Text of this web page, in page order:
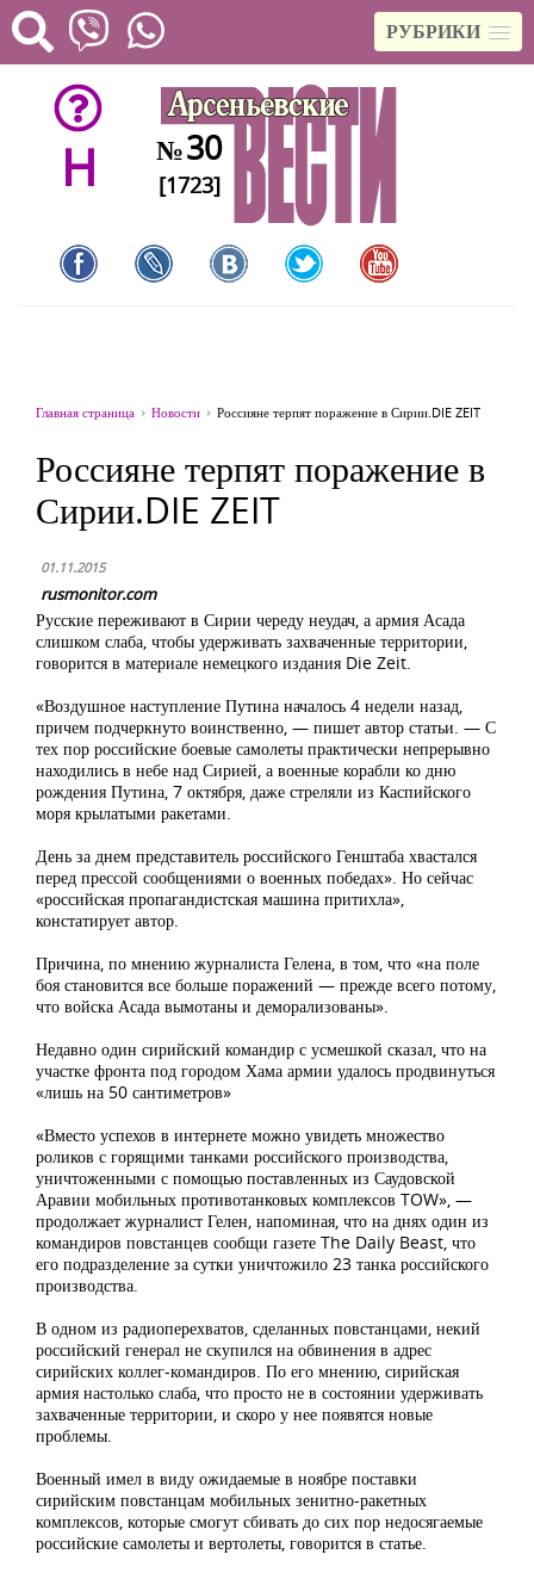
РУБРИКИ
H №30
[1723]
Главная страница Новости Россияне терпят поражение в Сирии.DIE ZEIT
Россияне терпят поражение в
Сирии.DIE ZEIT
01.11.2015
rusmonitor.com
Русские переживают в Сирии череду неудач, а армия Асада
слишком слаба, чтобы удерживать захваченные территории,
говорится в материале немецкого издания Die Zeit.
«Воздушное наступление Путина началось 4 недели назад,
причем подчеркнуто воинственно, — пишет автор статьи. — С
тех пор российские боевые самолеты практически непрерывно
находились в небе над Сирией, а военные корабли ко дню
рождения Путина, 7 октября, даже стреляли из Каспийского
моря крылатыми ракетами.
День за днем представитель российского Генштаба хвастался
перед прессой сообщениями о военных победах». Но сейчас
«российская пропагандистская машина притихла»,
констатирует автор.
Причина, по мнению журналиста Гелена, в том, что «на поле
боя становится все больше поражений — прежде всего потому,
что войска Асада вымотаны и деморализованы».
Недавно один сирийский командир с усмешкой сказал, что на
участке фронта под городом Хама армии удалось продвинуться
«лишь на 50 сантиметров»
«Вместо успехов в интернете можно увидеть множество
роликов с горящими танками российского производства,
уничтоженными с помощью поставленных из Саудовской
Аравии мобильных противотанковых комплексов TOW», —
продолжает журналист Гелен, напоминая, что на днях один из
командиров повстанцев сообщи газете The Daily Beast, что
его подразделение за сутки уничтожило 23 танка российского
производства.
В одном из радиоперехватов, сделанных повстанцами, некий
российский генерал не скупился на обвинения в адрес
сирийских коллег-командиров. По его мнению, сирийская
армия настолько слаба, что просто не в состоянии удерживать
захваченные территории, и скоро у нее появятся новые
проблемы.
Военный имел в виду ожидаемые в ноябре поставки
сирийским повстанцам мобильных зенитно-ракетных
комплексов, которые смогут сбивать до сих пор недосягаемые
российские самолеты и вертолеты, говорится в статье.